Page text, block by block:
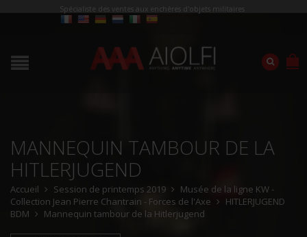
Spécialiste des ventes aux enchères d'objets militaires
MANNEQUIN TAMBOUR DE LA
HITLERJUGEND
Accueil Session de printemps 2019
Musée de la ligne KW -
Collection Jean Pierre Chantrain - Forces de l'Axe
HITLERJUGEND
BDM
Mannequin tambour de la Hitlerjugend